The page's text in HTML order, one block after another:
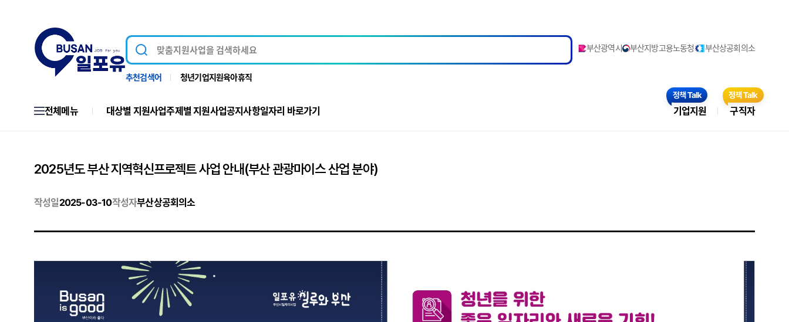
추천검색어 청년기업지원육아휴직
부산광역시 부산지방고용노동청 부산상공회의소
전체메뉴 대상별 지원사업주제별 지원사업공지사항일자리 바로가기 기업지원 구직자
2025년도 부산 지역혁신프로젝트 사업 안내(부산 관광마이스 산업 분야)
작성일2025-03-10작성자부산상공회의소